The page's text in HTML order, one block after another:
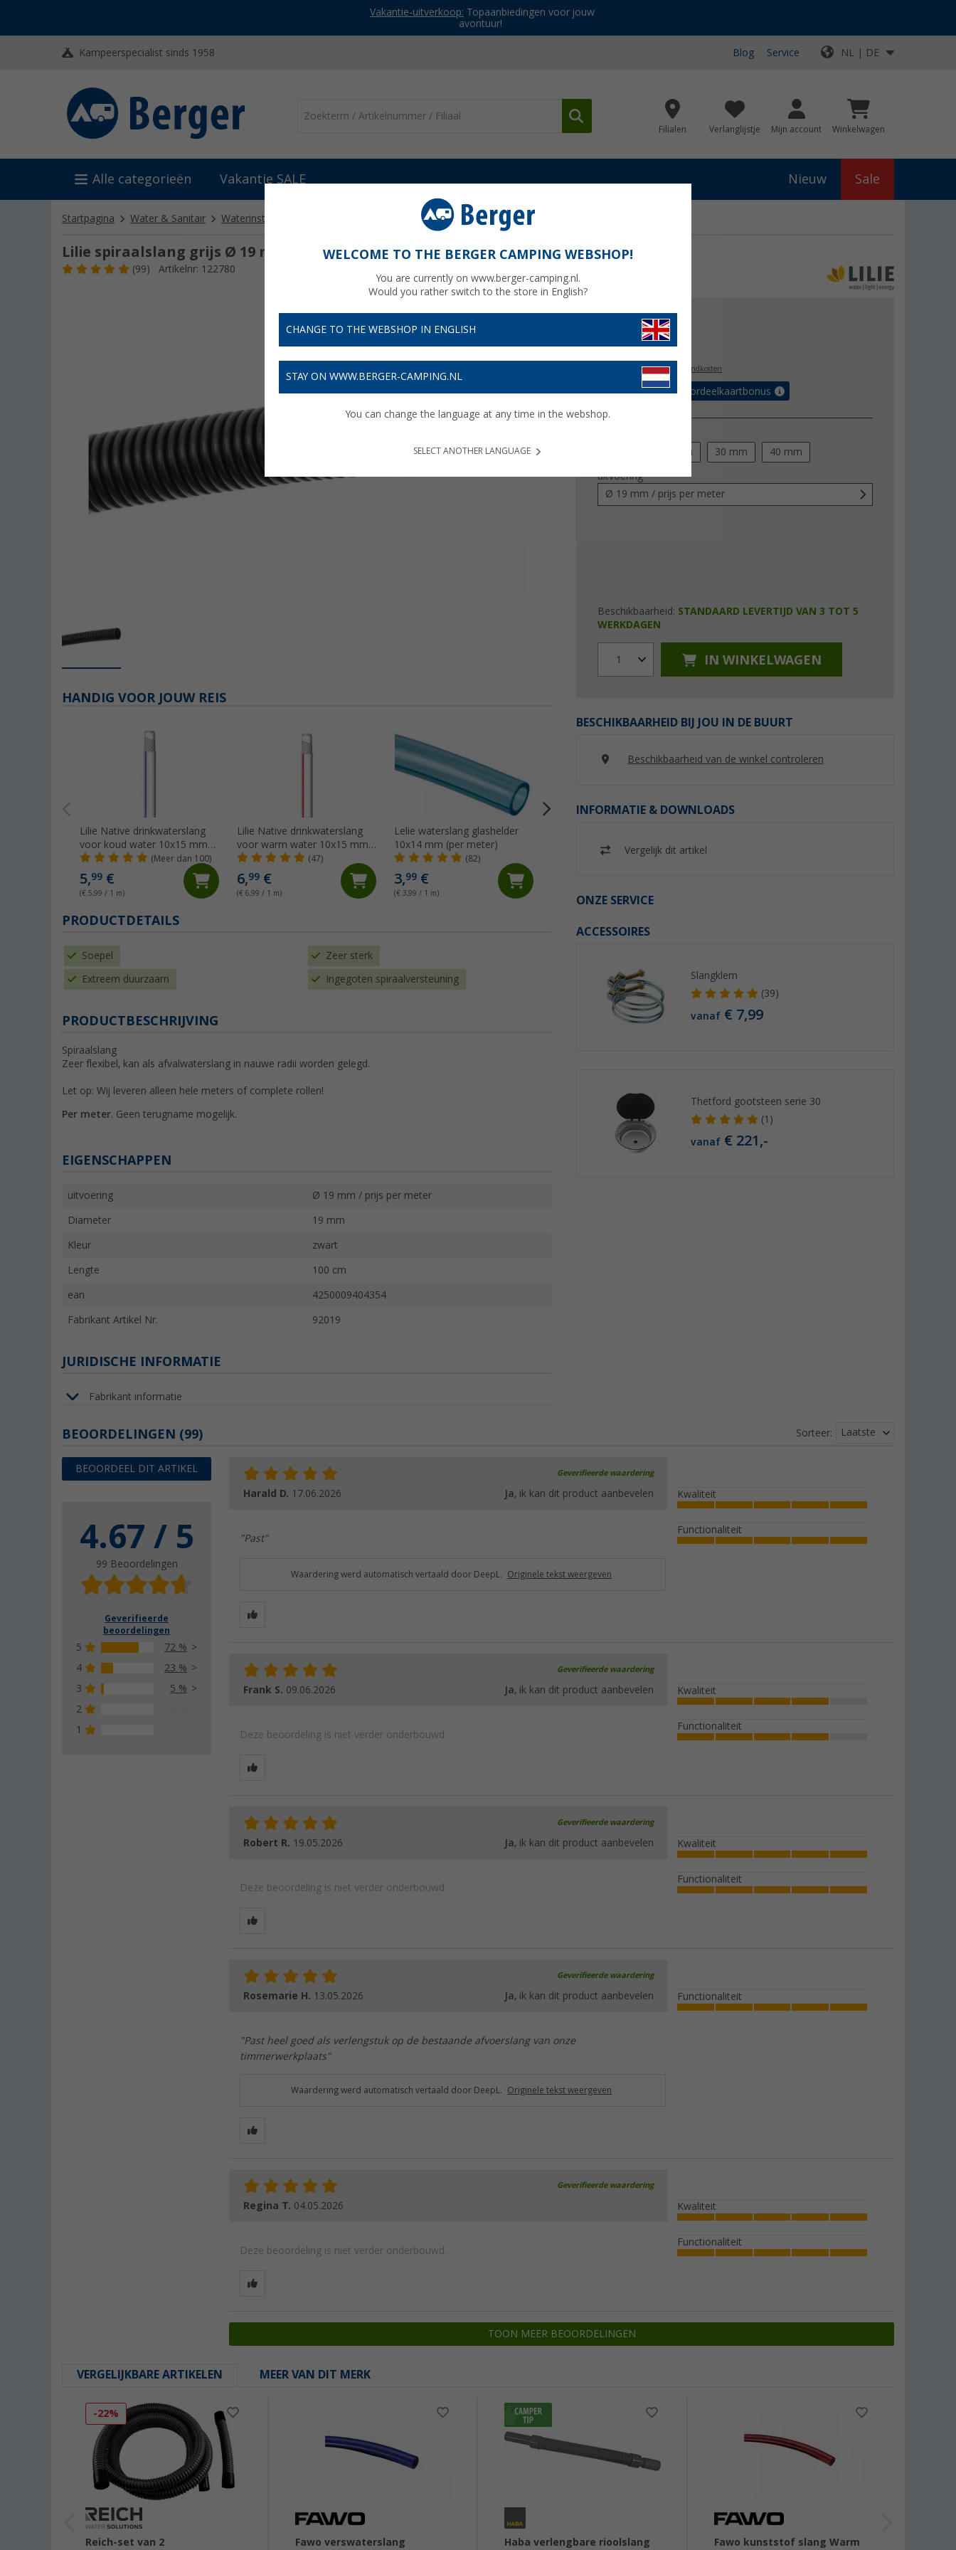
Vakantie-uitverkoop: Topaanbiedingen voor jouw
avontuur!
Kampeerspecialist sinds 1958 Blog Service NL | DE
Filialen Verlanglijstje Mijn account Winkelwagen
Alle categorieën Vakantie SALE Nieuw Sale
Startpagina Water & Sanitair Waterinstallatie Lilie spiraalslang grijs
Lilie spiraalslang grijs Ø 19 mm
(99) Artikelnr: 122780
€ 5,99
Prijzen incl. BTWplus verzendkosten
Verzeker tot 5% voordeelkaartbonus
25 mm 30 mm 40 mm
uitvoering
Ø 19 mm / prijs per meter
Beschikbaarheid: STANDAARD LEVERTIJD VAN 3 TOT 5
WERKDAGEN
1 IN WINKELWAGEN
BESCHIKBAARHEID BIJ JOU IN DE BUURT
Beschikbaarheid van de winkel controleren
INFORMATIE & DOWNLOADS
Vergelijk dit artikel
ONZE SERVICE
ACCESSOIRES
Slangklem
(39)
vanaf € 7,99
Thetford gootsteen serie 30
(1)
vanaf € 221,-
HANDIG VOOR JOUW REIS
Lilie Native drinkwaterslang
voor koud water 10x15 mm
(per meter)
(Meer dan 100)
5,99 €
(€ 5,99 / 1 m)
Lilie Native drinkwaterslang
voor warm water 10x15 mm
(per meter)
(47)
6,99 €
(€ 6,99 / 1 m)
Lelie waterslang glashelder
10x14 mm (per meter)
(82)
3,99 €
(€ 3,99 / 1 m)
(7)
PRODUCTDETAILS
Soepel Zeer sterk
Extreem duurzaam Ingegoten spiraalversteuning
PRODUCTBESCHRIJVING
Spiraalslang
Zeer flexibel, kan als afvalwaterslang in nauwe radii worden gelegd.
Let op: Wij leveren alleen hele meters of complete rollen!
Per meter. Geen terugname mogelijk.
EIGENSCHAPPEN
uitvoering Ø 19 mm / prijs per meter
Diameter 19 mm
Kleur zwart
Lengte 100 cm
ean 4250009404354
Fabrikant Artikel Nr. 92019
JURIDISCHE INFORMATIE
Fabrikant informatie
BEOORDELINGEN (99)
BEOORDEEL DIT ARTIKEL
4.67 / 5
99 Beoordelingen
Geverifieerde
beoordelingen
5
72 %
4
23 %
3
5 %
2
1
Sorteer: Laatste
Geverifieerde waardering
Harald D. 17.06.2026 Ja, ik kan dit product aanbevelen
"Past"
Kwaliteit
Functionaliteit
Waardering werd automatisch vertaald door DeepL. Originele tekst weergeven
Geverifieerde waardering
Frank S. 09.06.2026 Ja, ik kan dit product aanbevelen
Deze beoordeling is niet verder onderbouwd.
Kwaliteit
Functionaliteit
Geverifieerde waardering
Robert R. 19.05.2026 Ja, ik kan dit product aanbevelen
Deze beoordeling is niet verder onderbouwd.
Kwaliteit
Functionaliteit
Geverifieerde waardering
Rosemarie H. 13.05.2026 Ja, ik kan dit product aanbevelen
"Past heel goed als verlengstuk op de bestaande afvoerslang van onze
timmerwerkplaats"
Functionaliteit
Waardering werd automatisch vertaald door DeepL. Originele tekst weergeven
Geverifieerde waardering
Regina T. 04.05.2026
Deze beoordeling is niet verder onderbouwd.
Kwaliteit
Functionaliteit
TOON MEER BEOORDELINGEN
VERGELIJKBARE ARTIKELEN MEER VAN DIT MERK
-22%
Reich-set van 2
Fawo verswaterslang
Haba verlengbare rioolslang
Fawo kunststof slang Warm
WELCOME TO THE BERGER CAMPING WEBSHOP!
You are currently on www.berger-camping.nl.
Would you rather switch to the store in English?
CHANGE TO THE WEBSHOP IN ENGLISH
STAY ON WWW.BERGER-CAMPING.NL
You can change the language at any time in the webshop.
SELECT ANOTHER LANGUAGE